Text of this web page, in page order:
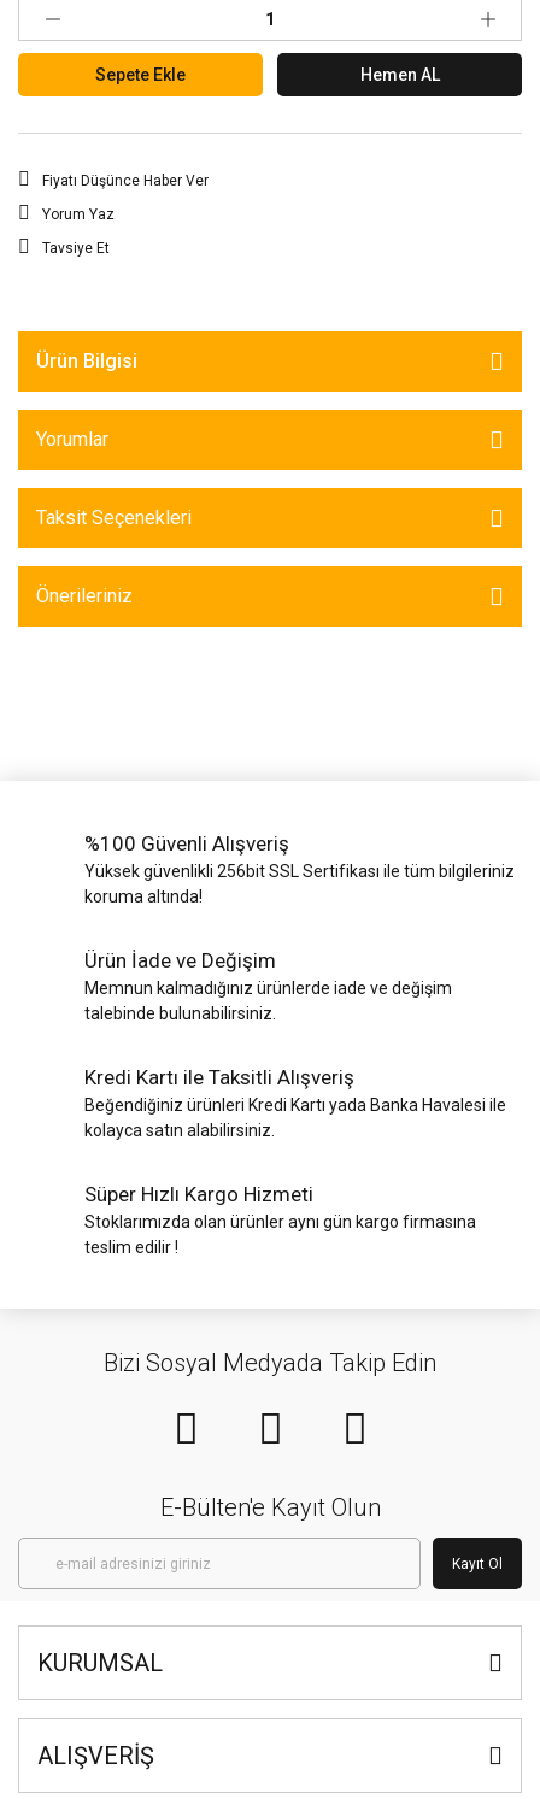
Sepete Ekle Hemen AL
Fiyatı Düşünce Haber Ver
Yorum Yaz
Tavsiye Et
Ürün Bilgisi
Yorumlar
Taksit Seçenekleri
Önerileriniz
%100 Güvenli Alışveriş
Yüksek güvenlikli 256bit SSL Sertifikası ile tüm bilgileriniz
koruma altında!
Ürün İade ve Değişim
Memnun kalmadığınız ürünlerde iade ve değişim
talebinde bulunabilirsiniz.
Kredi Kartı ile Taksitli Alışveriş
Beğendiğiniz ürünleri Kredi Kartı yada Banka Havalesi ile
kolayca satın alabilirsiniz.
Süper Hızlı Kargo Hizmeti
Stoklarımızda olan ürünler aynı gün kargo firmasına
teslim edilir !
Bizi Sosyal Medyada Takip Edin
E-Bülten'e Kayıt Olun
Kayıt Ol
KURUMSAL
ALIŞVERİŞ